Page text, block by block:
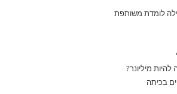
מיליונר?
בכיתה